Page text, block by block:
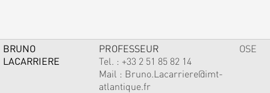
BRUNO
LACARRIERE
PROFESSEUR
Tel. : +33 2 51 85 82 14
Mail : Bruno.Lacarriere@imt-
atlantique.fr
OSE